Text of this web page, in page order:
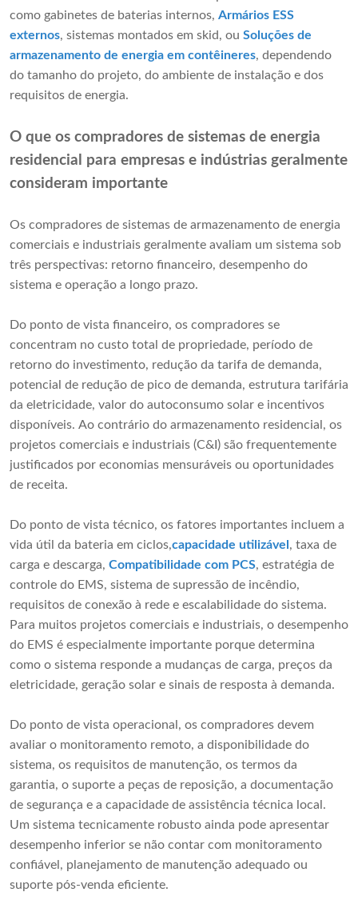
como gabinetes de baterias internos, Armários ESS
externos, sistemas montados em skid, ou Soluções de
armazenamento de energia em contêineres, dependendo
do tamanho do projeto, do ambiente de instalação e dos
requisitos de energia.
O que os compradores de sistemas de energia
residencial para empresas e indústrias geralmente
consideram importante
Os compradores de sistemas de armazenamento de energia
comerciais e industriais geralmente avaliam um sistema sob
três perspectivas: retorno financeiro, desempenho do
sistema e operação a longo prazo.
Do ponto de vista financeiro, os compradores se
concentram no custo total de propriedade, período de
retorno do investimento, redução da tarifa de demanda,
potencial de redução de pico de demanda, estrutura tarifária
da eletricidade, valor do autoconsumo solar e incentivos
disponíveis. Ao contrário do armazenamento residencial, os
projetos comerciais e industriais (C&I) são frequentemente
justificados por economias mensuráveis ​​ou oportunidades
de receita.
Do ponto de vista técnico, os fatores importantes incluem a
vida útil da bateria em ciclos,capacidade utilizável , taxa de
carga e descarga, Compatibilidade com PCS, estratégia de
controle do EMS, sistema de supressão de incêndio,
requisitos de conexão à rede e escalabilidade do sistema.
Para muitos projetos comerciais e industriais, o desempenho
do EMS é especialmente importante porque determina
como o sistema responde a mudanças de carga, preços da
eletricidade, geração solar e sinais de resposta à demanda.
Do ponto de vista operacional, os compradores devem
avaliar o monitoramento remoto, a disponibilidade do
sistema, os requisitos de manutenção, os termos da
garantia, o suporte a peças de reposição, a documentação
de segurança e a capacidade de assistência técnica local.
Um sistema tecnicamente robusto ainda pode apresentar
desempenho inferior se não contar com monitoramento
confiável, planejamento de manutenção adequado ou
suporte pós-venda eficiente.